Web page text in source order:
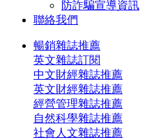
​防詐騙宣導資訊
聯絡我們
暢銷雜誌推薦
英文雜誌訂閱
中文財經雜誌推薦
英文財經雜誌推薦
經營管理雜誌推薦
自然科學雜誌推薦
社會人文雜誌推薦